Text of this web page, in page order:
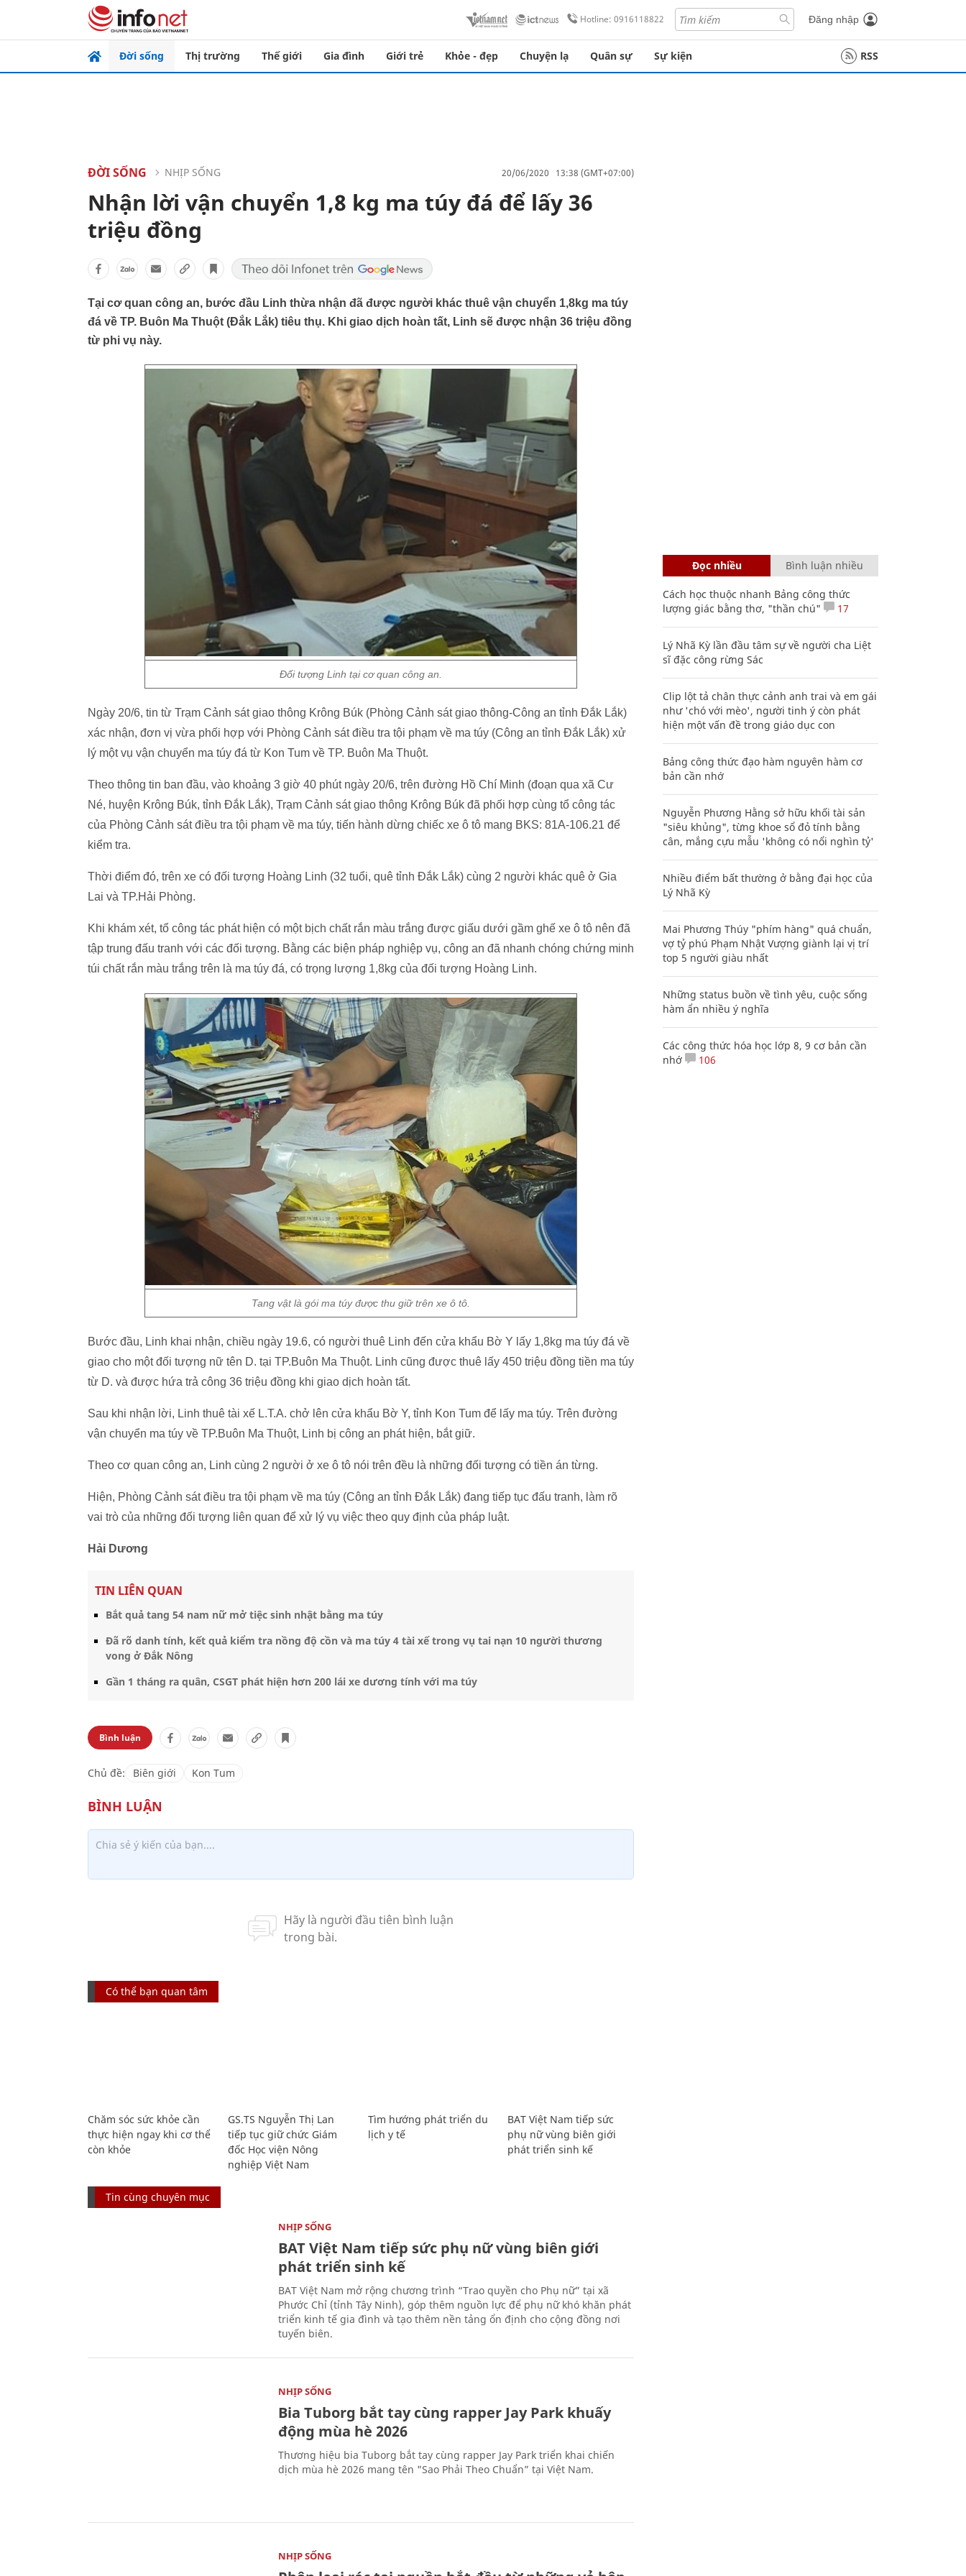
Hotline: 0916118822 Đăng nhập
Đời sống Thị trường Thế giới Gia đình Giới trẻ Khỏe - đẹp Chuyện lạ Quân sự Sự kiện RSS
ĐỜI SỐNG NHỊP SỐNG 20/06/2020 13:38 (GMT+07:00)
Nhận lời vận chuyển 1,8 kg ma túy đá để lấy 36
triệu đồng
Tại cơ quan công an, bước đầu Linh thừa nhận đã được người khác thuê vận chuyển 1,8kg ma túy
đá về TP. Buôn Ma Thuột (Đắk Lắk) tiêu thụ. Khi giao dịch hoàn tất, Linh sẽ được nhận 36 triệu đồng
từ phi vụ này.
Đối tượng Linh tại cơ quan công an.
Ngày 20/6, tin từ Trạm Cảnh sát giao thông Krông Búk (Phòng Cảnh sát giao thông-Công an tỉnh Đắk Lắk)
xác nhận, đơn vị vừa phối hợp với Phòng Cảnh sát điều tra tội phạm về ma túy (Công an tỉnh Đắk Lắk) xử
lý một vụ vận chuyển ma túy đá từ Kon Tum về TP. Buôn Ma Thuột.
Theo thông tin ban đầu, vào khoảng 3 giờ 40 phút ngày 20/6, trên đường Hồ Chí Minh (đoạn qua xã Cư
Né, huyện Krông Búk, tỉnh Đắk Lắk), Trạm Cảnh sát giao thông Krông Búk đã phối hợp cùng tổ công tác
của Phòng Cảnh sát điều tra tội phạm về ma túy, tiến hành dừng chiếc xe ô tô mang BKS: 81A-106.21 để
kiểm tra.
Thời điểm đó, trên xe có đối tượng Hoàng Linh (32 tuổi, quê tỉnh Đắk Lắk) cùng 2 người khác quê ở Gia
Lai và TP.Hải Phòng.
Khi khám xét, tổ công tác phát hiện có một bịch chất rắn màu trắng được giấu dưới gầm ghế xe ô tô nên đã
tập trung đấu tranh với các đối tượng. Bằng các biện pháp nghiệp vụ, công an đã nhanh chóng chứng minh
túi chất rắn màu trắng trên là ma túy đá, có trọng lượng 1,8kg của đối tượng Hoàng Linh.
Tang vật là gói ma túy được thu giữ trên xe ô tô.
Bước đầu, Linh khai nhận, chiều ngày 19.6, có người thuê Linh đến cửa khẩu Bờ Y lấy 1,8kg ma túy đá về
giao cho một đối tượng nữ tên D. tại TP.Buôn Ma Thuột. Linh cũng được thuê lấy 450 triệu đồng tiền ma túy
từ D. và được hứa trả công 36 triệu đồng khi giao dịch hoàn tất.
Sau khi nhận lời, Linh thuê tài xế L.T.A. chở lên cửa khẩu Bờ Y, tỉnh Kon Tum để lấy ma túy. Trên đường
vận chuyển ma túy về TP.Buôn Ma Thuột, Linh bị công an phát hiện, bắt giữ.
Theo cơ quan công an, Linh cùng 2 người ở xe ô tô nói trên đều là những đối tượng có tiền án từng.
Hiện, Phòng Cảnh sát điều tra tội phạm về ma túy (Công an tỉnh Đắk Lắk) đang tiếp tục đấu tranh, làm rõ
vai trò của những đối tượng liên quan để xử lý vụ việc theo quy định của pháp luật.
Hải Dương
TIN LIÊN QUAN
Bắt quả tang 54 nam nữ mở tiệc sinh nhật bằng ma túy
Đã rõ danh tính, kết quả kiểm tra nồng độ cồn và ma túy 4 tài xế trong vụ tai nạn 10 người thương
vong ở Đắk Nông
Gần 1 tháng ra quân, CSGT phát hiện hơn 200 lái xe dương tính với ma túy
Bình luận
Chủ đề: Biên giới Kon Tum
Có thể bạn quan tâm
Chăm sóc sức khỏe cần
thực hiện ngay khi cơ thể
còn khỏe
GS.TS Nguyễn Thị Lan
tiếp tục giữ chức Giám
đốc Học viện Nông
nghiệp Việt Nam
Tìm hướng phát triển du
lịch y tế
BAT Việt Nam tiếp sức
phụ nữ vùng biên giới
phát triển sinh kế
Tin cùng chuyên mục
NHỊP SỐNG
BAT Việt Nam tiếp sức phụ nữ vùng biên giới
phát triển sinh kế
BAT Việt Nam mở rộng chương trình “Trao quyền cho Phụ nữ” tại xã
Phước Chỉ (tỉnh Tây Ninh), góp thêm nguồn lực để phụ nữ khó khăn phát
triển kinh tế gia đình và tạo thêm nền tảng ổn định cho cộng đồng nơi
tuyến biên.
NHỊP SỐNG
Bia Tuborg bắt tay cùng rapper Jay Park khuấy
động mùa hè 2026
Thương hiệu bia Tuborg bắt tay cùng rapper Jay Park triển khai chiến
dịch mùa hè 2026 mang tên "Sao Phải Theo Chuẩn” tại Việt Nam.
NHỊP SỐNG
Đọc nhiều Bình luận nhiều
Cách học thuộc nhanh Bảng công thức
lượng giác bằng thơ, "thần chú"
17
Lý Nhã Kỳ lần đầu tâm sự về người cha Liệt
sĩ đặc công rừng Sác
Clip lột tả chân thực cảnh anh trai và em gái
như 'chó với mèo', người tinh ý còn phát
hiện một vấn đề trong giáo dục con
Bảng công thức đạo hàm nguyên hàm cơ
bản cần nhớ
Nguyễn Phương Hằng sở hữu khối tài sản
"siêu khủng", từng khoe sổ đỏ tính bằng
cân, mắng cựu mẫu 'không có nổi nghìn tỷ'
Nhiều điểm bất thường ở bằng đại học của
Lý Nhã Kỳ
Mai Phương Thúy "phím hàng" quá chuẩn,
vợ tỷ phú Phạm Nhật Vượng giành lại vị trí
top 5 người giàu nhất
Những status buồn về tình yêu, cuộc sống
hàm ẩn nhiều ý nghĩa
Các công thức hóa học lớp 8, 9 cơ bản cần
nhớ
106